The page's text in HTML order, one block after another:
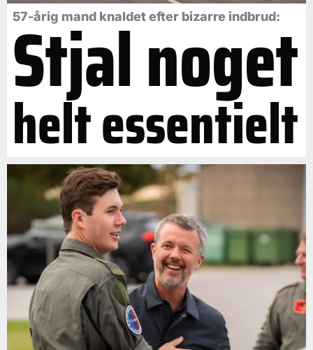
57-årig mand knaldet efter bizarre indbrud:
Stjal noget
helt essentielt